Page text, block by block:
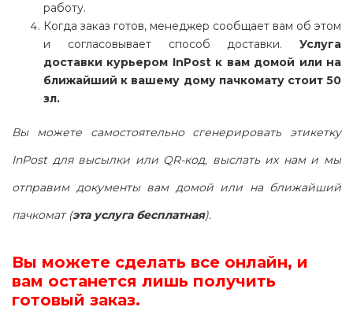
работу.
Когда заказ готов, менеджер сообщает вам об этом
и согласовывает способ доставки. Услуга
доставки курьером InPost к вам домой или на
ближайший к вашему дому пачкомату стоит 50
зл.
Вы можете самостоятельно сгенерировать этикетку
InPost для высылки или QR-код, выслать их нам и мы
отправим документы вам домой или на ближайший
пачкомат (эта услуга бесплатная).
Вы можете сделать все онлайн, и
вам останется лишь получить
готовый заказ.